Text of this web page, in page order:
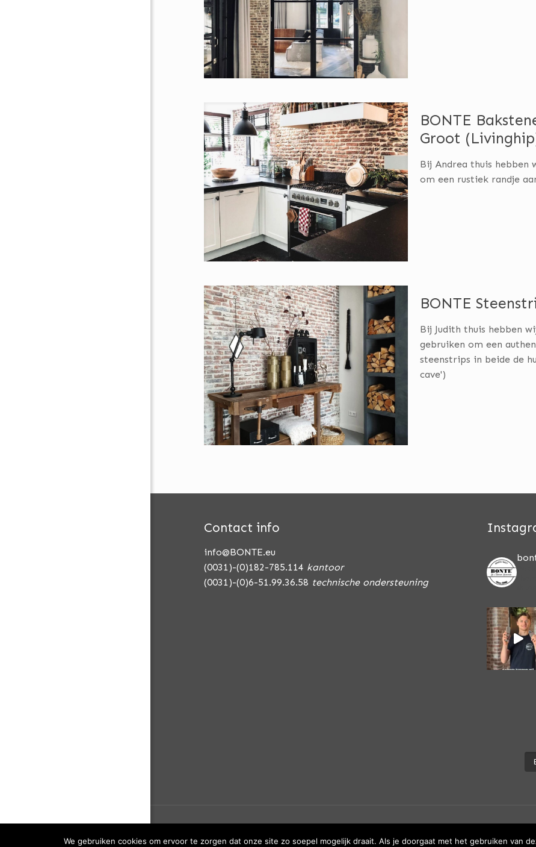
BONTE
Groot
Bij Andrea thuis hebben
om een rustiek randje
BONTE
Bij Judith thuis hebben
gebruiken om een
steenstrips in beide de
cave')
Contact info
info@BONTE.eu
(0031)-(0)182-785.114 kantoor
(0031)-(0)6-51.99.36.58 technische ondersteuning
We gebruiken cookies om ervoor te zorgen dat onze site zo soepel mogelijk draait. Als je doorgaat met het gebruiken van